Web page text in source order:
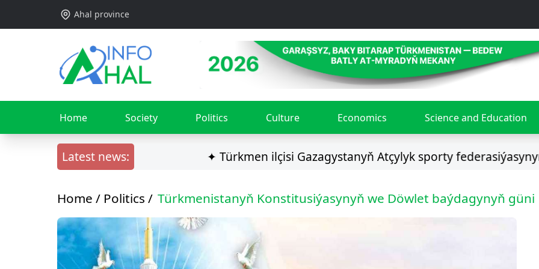
Ahal province
Home Society Politics Culture Economics Science and Education
Latest news: ✦ Türkmen ilçisi Gazagystanyň Atçylyk sporty federasiýasynyň
Home / Politics / Türkmenistanyň Konstitusiýasynyň we Döwlet baýdagynyň güni